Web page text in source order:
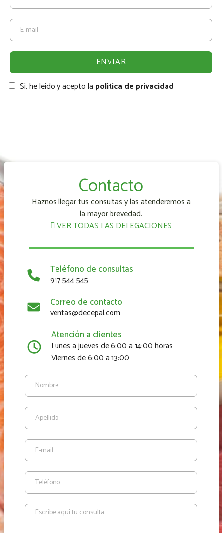
Sí, he leído y acepto la política de privacidad
Contacto
Haznos llegar tus consultas y las atenderemos a
la mayor brevedad.
VER TODAS LAS DELEGACIONES
Teléfono de consultas
917 544 545
Correo de contacto
ventas@decepal.com
Atención a clientes
Lunes a jueves de 6:00 a 14:00 horas
Viernes de 6:00 a 13:00